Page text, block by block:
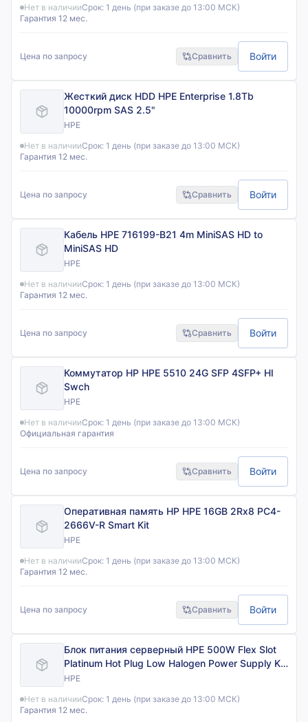
Нет в наличииСрок: 1 день (при заказе до 13:00 МСК)
Гарантия 12 мес.
Цена по запросу Сравнить Войти
Жесткий диск HDD HPE Enterprise 1.8Tb
10000rpm SAS 2.5"
HPE
Нет в наличииСрок: 1 день (при заказе до 13:00 МСК)
Гарантия 12 мес.
Цена по запросу Сравнить Войти
Кабель HPE 716199-B21 4m MiniSAS HD to
MiniSAS HD
HPE
Нет в наличииСрок: 1 день (при заказе до 13:00 МСК)
Гарантия 12 мес.
Цена по запросу Сравнить Войти
Коммутатор HP HPE 5510 24G SFP 4SFP+ HI
Swch
HPE
Нет в наличииСрок: 1 день (при заказе до 13:00 МСК)
Официальная гарантия
Цена по запросу Сравнить Войти
Оперативная память HP HPE 16GB 2Rx8 PC4-
2666V-R Smart Kit
HPE
Нет в наличииСрок: 1 день (при заказе до 13:00 МСК)
Гарантия 12 мес.
Цена по запросу Сравнить Войти
Блок питания серверный HPE 500W Flex Slot
Platinum Hot Plug Low Halogen Power Supply Kit
с горячей заменой
HPE
Нет в наличииСрок: 1 день (при заказе до 13:00 МСК)
Гарантия 12 мес.